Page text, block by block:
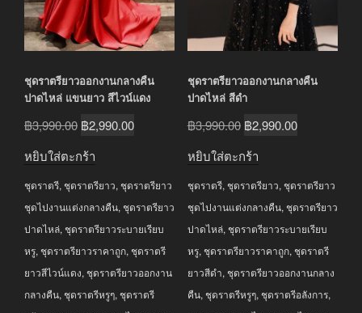
ชุดราตรียาวออกงานกลางคืน
ปาดไหล่ แขนยาว สีไวน์แดง
฿3,990.00 Original
฿3,990.00.
฿2,990.00Current
฿2,990.00.
หยิบใส่ตะกร้า
ชุดราตรี, ชุดราตรียาว, ชุดราตรียาว
ชุดไปงานแต่งกลางคืน, ชุดราตรียาว
ปาดไหล่, ชุดราตรียาวระบายเรียบ
หรู, ชุดราตรียาวราคาถูก, ชุดราตรี
ยาวสีไวน์แดง, ชุดราตรียาวออกงาน
กลางคืน, ชุดราตรีหรูๆ, ชุดราตรี
ชุดราตรียาวออกงานกลางคืน
ปาดไหล่ สีดำ
฿3,990.00 Original
฿3,990.00.
฿2,990.00Current
฿2,990.00.
หยิบใส่ตะกร้า
ชุดราตรี, ชุดราตรียาว, ชุดราตรียาว
ชุดไปงานแต่งกลางคืน, ชุดราตรียาว
ปาดไหล่, ชุดราตรียาวระบายเรียบ
หรู, ชุดราตรียาวราคาถูก, ชุดราตรี
ยาวสีดำ, ชุดราตรียาวออกงานกลาง
คืน, ชุดราตรีหรูๆ, ชุดราตรีอลังการ,